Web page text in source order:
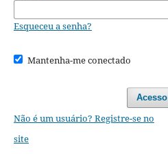
Esqueceu a senha?
Mantenha-me conectado
Acesso
Não é um usuário? Registre-se no
site